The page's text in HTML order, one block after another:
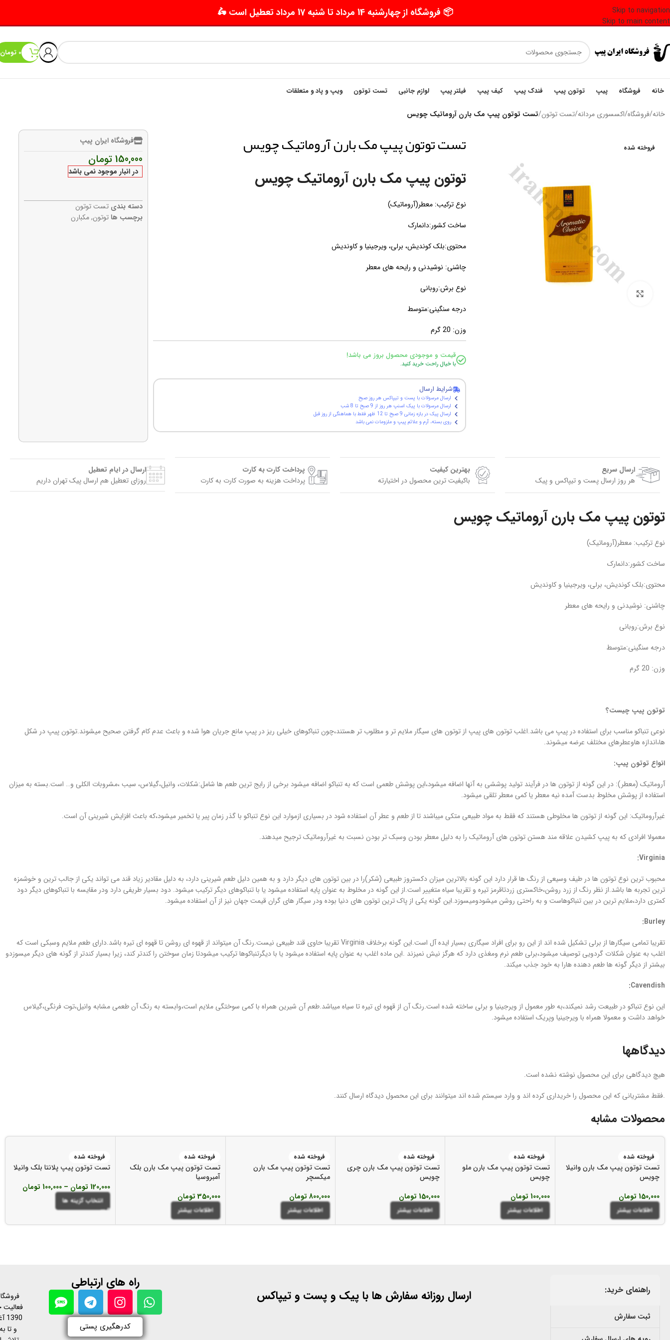
Skip to navigation
Skip to main content
📦 فروشگاه از چهارشنبه 14 مرداد تا شنبه 17 مرداد تعطیل است 🛵
0 تومان
خانه فروشگاه پیپ توتون پیپ فندک پیپ کیف پیپ فیلتر پیپ لوازم جانبی تست توتون ویپ و پاد و متعلقات
خانه/فروشگاه/اکسسوری مردانه/تست توتون/تست توتون پیپ مک بارن آروماتیک چویس
فروخته شده تست توتون پیپ مک بارن آروماتیک چویس
توتون پیپ مک بارن آروماتیک چویس
نوع ترکیب: معطر(آروماتیک)
ساخت کشور:دانمارک
محتوی:بلک کوندیش، برلی، ویرجینیا و کاوندیش
چاشنی: نوشیدنی و رایحه های معطر
نوع برش:روبانی
درجه سنگینی:متوسط
وزن: 20 گرم
قیمت و موجودی محصول بروز می باشد!
با خیال راحت خرید کنید.
شرایط ارسال
ارسال مرسولات با پست و تیپاکس هر روز صبح
ارسال مرسولات با پیک اسنپ هر روز از 9 صبح تا 8 شب
ارسال پیک در بازه زمانی 9 صبح تا 12 ظهر فقط با هماهنگی از روز قبل
روی بسته، آرم و علائم پیپ و ملزومات نمی باشد
فروشگاه ایران پیپ
150,000 تومان
در انبار موجود نمی باشد
دسته بندی تست توتون
برچسب ها توتون,مکبارن
ارسال سریع
هر روز ارسال پست و تیپاکس و پیک
بهترین کیفیت
باکیفیت ترین محصول در اختیارته
پرداخت کارت به کارت
پرداخت هزینه به صورت کارت به کارت
ارسال در ایام تعطیل
روزای تعطیل هم ارسال پیک تهران داریم
توتون پیپ مک بارن آروماتیک چویس
نوع ترکیب: معطر(آروماتیک)
ساخت کشور:دانمارک
محتوی:بلک کوندیش، برلی، ویرجینیا و کاوندیش
چاشنی: نوشیدنی و رایحه های معطر
نوع برش:روبانی
درجه سنگینی:متوسط
وزن: 20 گرم
توتون پیپ چیست؟
نوعی تنباکو مناسب برای استفاده در پیپ می باشد.اغلب توتون های پیپ از توتون های سیگار ملایم تر و مطلوب تر هستند،چون تنباکوهای خیلی ریز در پیپ مانع جریان هوا شده و باعث عدم کام گرفتن صحیح میشوند.توتون پیپ در شکل
ها،اندازه هاوعطرهای مختلف عرضه میشوند.
انواع توتون پیپ:
آروماتیک (معطر): در این گونه از توتون ها در فرآیند تولید پوششی به آنها اضافه میشود،این پوشش طعمی است که به تنباکو اضافه میشود برخی از رایج ترین طعم ها شامل:شکلات، وانیل،گیلاس، سیب ،مشروبات الکلی و… است.بسته به میزان
استفاده از پوشش مخلوط بدست آمده نیه معطر یا کمی معطر تلقی میشود.
غیرآروماتیک: این گونه از توتون ها مخلوطی هستند که فقط به مواد طبیعی متکی میباشند تا از طعم و عطر آن استفاده شود در بسیاری ازموارد این نوع تنباکو با گذر زمان پیر یا تخمیر میشود،که باعث افزایش شیرینی آن است.
معمولا افرادی که به پیپ کشیدن علاقه مند هستن توتون های آروماتیک را به دلیل معطر بودن وسبک تر بودن نسبت به غیرآروماتیک ترجیح میدهند.
Virginia
:
محبوب ترین نوع توتون ها در طیف وسیعی از رنگ ها قرار دارد این گونه بالاترین میزان دکستروز طبیعی (شکر)را در بین توتون های دیگر دارد و به همین دلیل طعم شیرینی دارد، به دلیل مقادیر زیاد قند می تواند یکی از جالب ترین و خوشمزه
ترین تجربه ها باشد.از نظر رنگ از زرد روشن،خاکستری زردتاقرمز تیره و تقریبا سیاه متغییر است.از این گونه در مخلوط به عنوان پایه استفاده میشود یا با تنباکوهای دیگر ترکیب میشود. دود بسیار طریفی دارد ودر مقایسه با تنباکوهای دیگر دود
کمتری دارد،ملایم ترین در بین تنباکوهاست و به راحتی روشن میشودومیسوزد.این گونه یکی از پاک ترین توتون های دنیا بوده ودر سیگار های گران قیمت جهان نیز از آن استفاده میشود.
Burley
:
تقریبا تمامی سیگارها از برلی تشکیل شده اند از این رو برای افراد سیگاری بسیار ایده آل است.این گونه برخلاف Virginia تقریبا حاوی قند طبیعی نیست.رنگ آن میتواند از قهوه ای روشن تا قهوه ای تیره باشد.دارای طعم ملایم وسبکی است که
اغلب به عنوان شکلات گردویی توصیف میشود،برلی طعم نرم ومغذی دارد که هرگز نیش نمیزند .این ماده اغلب به عنوان پایه استفاده میشود یا با دیگرتنباکوها ترکیب میشودتا زمان سوختن را کندتر کند، زیرا بسیار کندتر از گونه های دیگر میسوزدو
بیشتر از دیگر گونه ها طعم دهنده هارا به خود جذب میکند.
Cavendish
:
این نوع تنباکو در طبیعت رشد نمیکند،به طور معمول از ویرجینیا و برلی ساخته شده است.رنگ آن از قهوه ای تیره تا سیاه میباشد.طعم آن شیرین همراه با کمی سوختگی ملایم است،وابسته به رنگ آن طعمی مشابه وانیل،توت فرنگی،گیلاس
خواهد داشت و معمولا همراه با ویرجینیا وپریک استفاده میشود.
دیدگاهها
هیچ دیدگاهی برای این محصول نوشته نشده است.
.فقط مشتریانی که این محصول را خریداری کرده اند و وارد سیستم شده اند میتوانند برای این محصول دیدگاه ارسال کنند.
محصولات مشابه
فروخته شده
تست توتون پیپ مک بارن وانیلا
چویس
150,000 تومان
اطلاعات بیشتر
فروخته شده
تست توتون پیپ مک بارن ملو
چویس
100,000 تومان
اطلاعات بیشتر
فروخته شده
تست توتون پیپ مک بارن چری
چویس
150,000 تومان
اطلاعات بیشتر
فروخته شده
تست توتون پیپ مک بارن
میکسچر
800,000 تومان
اطلاعات بیشتر
فروخته شده
تست توتون پیپ مک بارن بلک
آمبروسیا
350,000 تومان
اطلاعات بیشتر
فروخته شده
تست توتون پیپ پلانتا بلک وانیلا
120,000 تومان –
100,000 تومان
انتخاب گزینه ها
راهنمای خرید:
ثبت سفارش
ارسال روزانه سفارش ها با پیک و پست و تیپاکس
راه های ارتباطی
کدرهگیری پستی
فعالیت
و تا